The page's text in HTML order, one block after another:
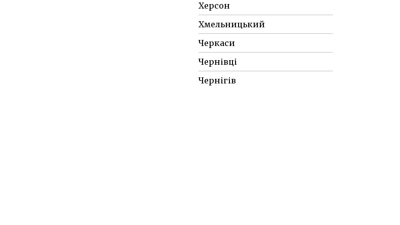
Херсон
Хмельницький
Черкаси
Чернівці
Чернігів